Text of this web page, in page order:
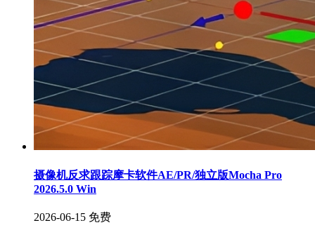
摄像机反求跟踪摩卡软件AE/PR/独立版Mocha Pro
2026.5.0 Win
2026-06-15 免费